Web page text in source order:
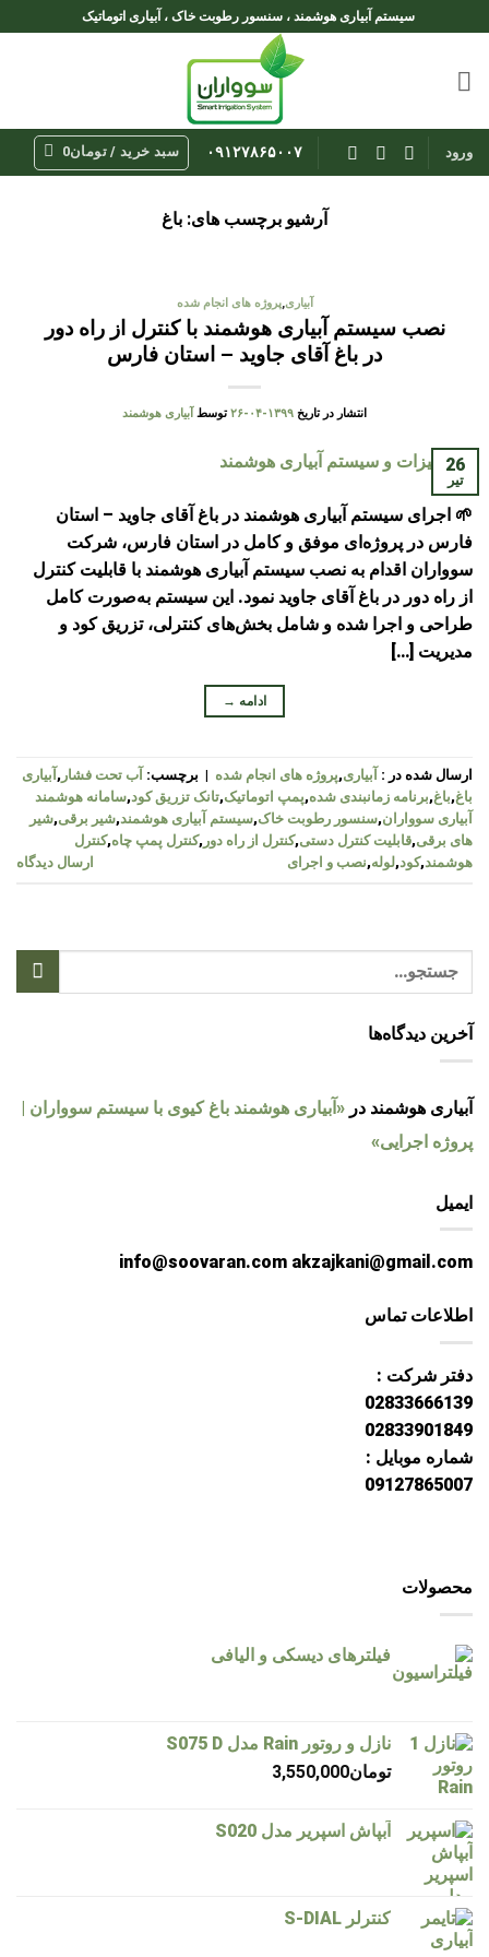
to
content
سیستم آبیاری هوشمند ، سنسور رطوبت خاک ، آبیاری اتوماتیک
ورود ۰۹۱۲۷۸۶۵۰۰۷ سبد خرید /تومان0
آرشیو برچسب های: باغ
آبیاری,پروژه های انجام شده
نصب سیستم آبیاری هوشمند با کنترل از راه دور
در باغ آقای جاوید – استان فارس
انتشار در تاریخ ۱۳۹۹-۰۴-۲۶ توسط آبیاری هوشمند
26
تیر
🌱 اجرای سیستم آبیاری هوشمند در باغ آقای جاوید – استان
فارس در پروژه‌ای موفق و کامل در استان فارس، شرکت
سوواران اقدام به نصب سیستم آبیاری هوشمند با قابلیت کنترل
از راه دور در باغ آقای جاوید نمود. این سیستم به‌صورت کامل
طراحی و اجرا شده و شامل بخش‌های کنترلی، تزریق کود و
مدیریت […]
ادامه →
ارسال شده در : آبیاری,پروژه های انجام شده | برچسب: آب تحت فشار , آبیاری
باغ,باغ,برنامه زمانبندی شده,پمپ اتوماتیک,تانک تزریق کود,سامانه هوشمند
آبیاری سوواران,سنسور رطوبت خاک,سیستم آبیاری هوشمند,شیر برقی,شیر
های برقی,قابلیت کنترل دستی,کنترل از راه دور ,کنترل پمپ چاه,کنترل
هوشمند,کود,لوله,نصب و اجرای ارسال دیدگاه
آخرین دیدگاه‌ها
آبیاری هوشمند در «آبیاری هوشمند باغ کیوی با سیستم سوواران |
پروژه اجرایی»
ایمیل
info@soovaran.com akzajkani@gmail.com
اطلاعات تماس
دفتر شرکت :
02833666139
02833901849
شماره موبایل :
09127865007
محصولات
فیلترهای دیسکی و الیافی
نازل و روتور Rain مدل S075 D
تومان3,550,000
آبپاش اسپریر مدل S020
کنترلر S-DIAL